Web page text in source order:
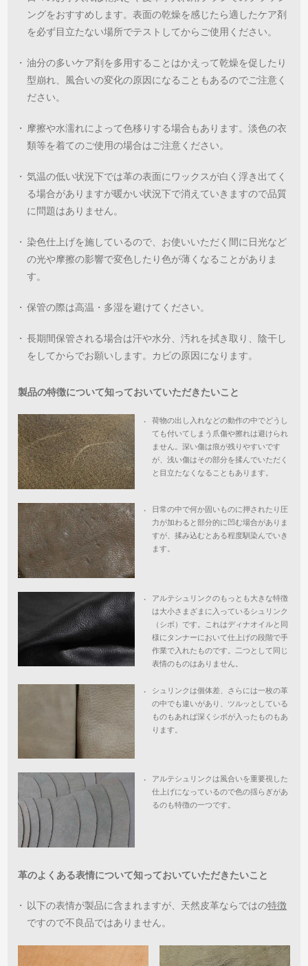
ングをおすすめします。表面の乾燥を感じたら適したケア剤
を必ず目立たない場所でテストしてからご使用ください。
・ 油分の多いケア剤を多用することはかえって乾燥を促したり
型崩れ、風合いの変化の原因になることもあるのでご注意く
ださい。
・ 摩擦や水濡れによって色移りする場合もあります。淡色の衣
類等を着てのご使用の場合はご注意ください。
・ 気温の低い状況下では革の表面にワックスが白く浮き出てく
る場合がありますが暖かい状況下で消えていきますので品質
に問題はありません。
・ 染色仕上げを施しているので、お使いいただく間に日光など
の光や摩擦の影響で変色したり色が薄くなることがありま
す。
・ 保管の際は高温・多湿を避けてください。
・ 長期間保管される場合は汗や水分、汚れを拭き取り、陰干し
をしてからでお願いします。カビの原因になります。
製品の特徴について知っておいていただきたいこと
・
荷物の出し入れなどの動作の中でどうし
ても付いてしまう爪傷や擦れは避けられ
ません。深い傷は痕が残りやすいです
が、浅い傷はその部分を揉んでいただく
と目立たなくなることもあります。
・
日常の中で何か固いものに押されたり圧
力が加わると部分的に凹む場合がありま
すが、揉み込むとある程度馴染んでいき
ます。
・
アルテシュリンクのもっとも大きな特徴
は大小さまざまに入っているシュリンク
（シボ）です。これはディナオイルと同
様にタンナーにおいて仕上げの段階で手
作業で入れたものです。二つとして同じ
表情のものはありません。
・
シュリンクは個体差、さらには一枚の革
の中でも違いがあり、ツルッとしている
ものもあれば深くシボが入ったものもあ
ります。
・
アルテシュリンクは風合いを重要視した
仕上げになっているので色の揺らぎがあ
るのも特徴の一つです。
革のよくある表情について知っておいていただきたいこと
・ 以下の表情が製品に含まれますが、天然皮革ならではの特徴
ですので不良品ではありません。